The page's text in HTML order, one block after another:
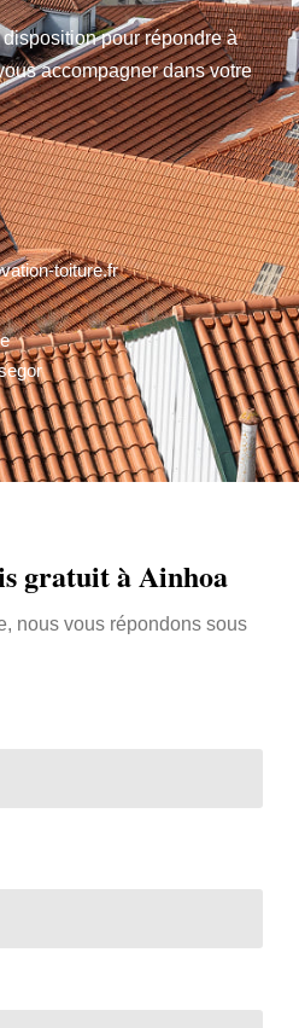
disposition pour répondre à
accompagner dans votre
toiture.fr
gratuit à Ainhoa
nous vous répondons sous